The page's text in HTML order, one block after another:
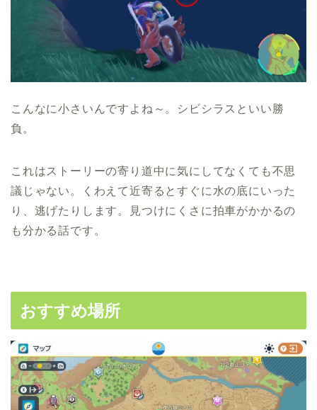
こんなに小さいんですよね～。シビシラスといい勝
負。
これはストーリーの寄り道中に気にしてなくても不思
議じゃない。くわえて近寄るとすぐに水の底にいった
り、逃げたりします。見つけにくさに拍車がかかるの
も分かる話です。
おすすめ場所